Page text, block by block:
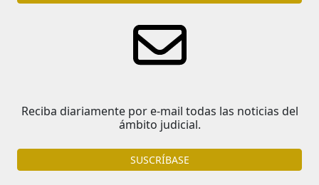
Reciba diariamente por e-mail todas las noticias del
ámbito judicial.
SUSCRÍBASE